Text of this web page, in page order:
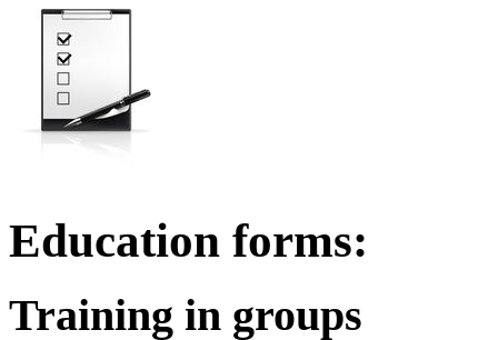
Education forms:
Training in groups